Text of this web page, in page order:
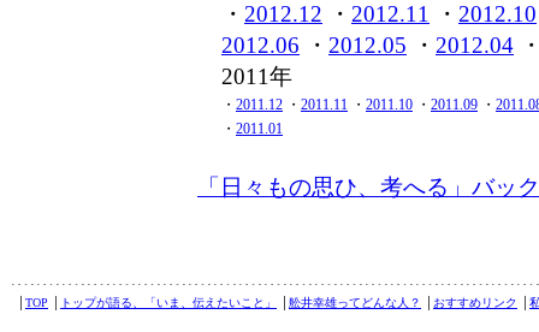
・ 2012.12 ・ 2012.11 ・ 2012.10
2012.06 ・ 2012.05 ・ 2012.04
2011年
・ 2011.12 ・ 2011.11 ・ 2011.10 ・ 2011.09 ・
・ 2011.01
「日々もの思ひ、考へる」バッ
TOP トップが語る、「いま、伝えたいこと」 舩井幸雄ってどんな人？ おすすめリンク